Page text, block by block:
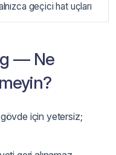
geçici hat uçları
— Ne
için yetersiz;